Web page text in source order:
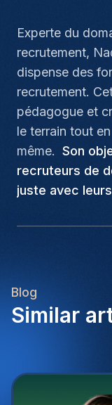
Experte du
recrutement,
dispense des
recrutement.
pédagogue et
le terrain tout
même. Son
recruteurs de
juste avec
Blog
Similar